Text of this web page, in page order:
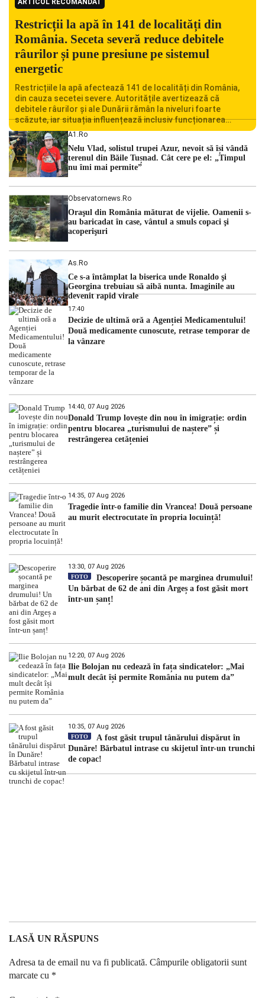
ARTICOL RECOMANDAT
Restricții la apă în 141 de localități din
România. Seceta severă reduce debitele
râurilor și pune presiune pe sistemul
energetic
Restricțiile la apă afectează 141 de localități din România,
din cauza secetei severe. Autoritățile avertizează că
debitele râurilor și ale Dunării rămân la niveluri foarte
scăzute, iar situația influențează inclusiv funcționarea
Centralei Nucleare de la Cernavodă. România se confruntă
cu una dintre cele mai dificile perioade din punct de vedere
hidrologic din ultimii ani. Lipsa […]
A1.ro
Nelu Vlad, solistul trupei Azur, nevoit să își vândă
terenul din Băile Tușnad. Cât cere pe el: „Timpul
nu îmi mai permite”
Observatornews.ro
Oraşul din România măturat de vijelie. Oamenii s-
au baricadat în case, vântul a smuls copaci şi
acoperişuri
As.ro
Ce s-a întâmplat la biserica unde Ronaldo şi
Georgina trebuiau să aibă nunta. Imaginile au
devenit rapid virale
17:40
Decizie de ultimă oră a Agenției Medicamentului!
Două medicamente cunoscute, retrase temporar de
la vânzare
14:40, 07 Aug 2026
Donald Trump lovește din nou în imigrație: ordin
pentru blocarea „turismului de naștere” și
restrângerea cetățeniei
14:35, 07 Aug 2026
Tragedie într-o familie din Vrancea! Două persoane
au murit electrocutate în propria locuință!
13:30, 07 Aug 2026
FOTO
Descoperire șocantă pe marginea drumului!
Un bărbat de 62 de ani din Argeș a fost găsit mort
într-un șanț!
12:20, 07 Aug 2026
Ilie Bolojan nu cedează în fața sindicatelor: „Mai
mult decât își permite România nu putem da”
10:35, 07 Aug 2026
FOTO
A fost găsit trupul tânărului dispărut în
Dunăre! Bărbatul intrase cu skijetul într-un trunchi
de copac!
LASĂ UN RĂSPUNS
Adresa ta de email nu va fi publicată. Câmpurile obligatorii sunt
marcate cu *